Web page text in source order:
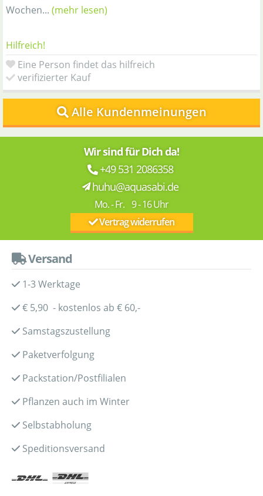
Wochen... (mehr lesen)
Hilfreich!
Eine Person findet das hilfreich
verifizierter Kauf
Alle Kundenmeinungen
Wir sind für Dich da!
+49 531 2086358
huhu@aquasabi.de
Mo. - Fr. 9 - 16 Uhr
Vertrag widerrufen
Versand
1-3 Werktage
€ 5,90 - kostenlos ab € 60,-
Samstagszustellung
Paketverfolgung
Packstation/Postfilialen
Pflanzen auch im Winter
Selbstabholung
Speditionsversand